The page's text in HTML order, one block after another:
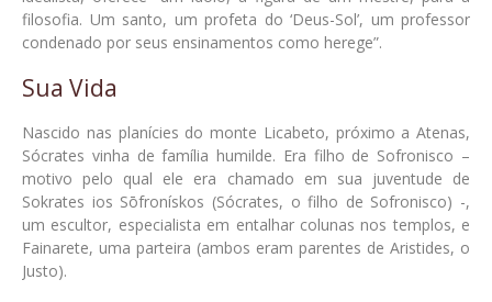
filosofia. Um santo, um profeta do ‘Deus-Sol’, um professor
condenado por seus ensinamentos como herege”.
Sua Vida
Nascido nas planícies do monte Licabeto, próximo a Atenas,
Sócrates vinha de família humilde. Era filho de Sofronisco –
motivo pelo qual ele era chamado em sua juventude de
Sokrates ios Sōfronískos (Sócrates, o filho de Sofronisco) -,
um escultor, especialista em entalhar colunas nos templos, e
Fainarete, uma parteira (ambos eram parentes de Aristides, o
Justo).